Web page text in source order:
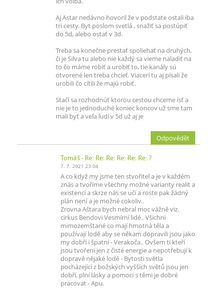
Aj Astar nedávno hovoril že v podstate ostali iba
tri cesty. Byt poslom svetlá , snažiť sa postúpiť
do 5d, alebo ostať v 3d.
Treba sa konečne prestať spoliehať na druhých,
či je Silva tu alebo nie každý sa vieme naladiť na
to čo máme robiť a urobiť to, tie kanály sú
otvorené len treba chcieť. Viacerí tu aj písali že
urobili čo cítili že majú robiť.
Stačí sa rozhodnúť ktorou cestou chceme ísť a
nie je to jednoduché koniec koncov už sme tam
mali byť a veľa ľudí v 5d už aj je
Odpovědět
Tomáš- Re: Re: Re: Re: Re: Re: ?
7. 7. 2021 23:04
A co když my jsme ten stvořitel a je v každém
znás a tvoříme všechny možné varianty realit a
existencí a skrze nás se učí a roste pak žádný
plán není a je možné cokoliv..
Zrovna Aštara bych nebral moc vážně viz.
cirkus Bendovi Vesmírní lidé.. Všichni
mimozemštané co mají hmotná těla a
používají lodě aby se někam dopravili jsou jako
my dobří i špatní - Verakoča.. Ovšem ti kteří
jsou tvořeni jen z čisté energie a nepotřebují k
dopravě nějaké lodě - Bytosti světla
pocházející z božských vyšších světů jsou jen
dobří, plní lásky a pomoci s těmi je dobré
pracovat - Apu.